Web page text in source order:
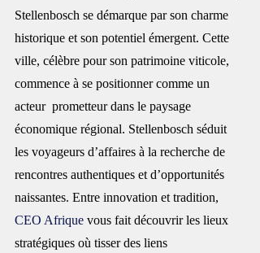
Stellenbosch se démarque par son charme
historique et son potentiel émergent. Cette
ville, célèbre pour son patrimoine viticole,
commence à se positionner comme un
acteur  prometteur dans le paysage
économique régional. Stellenbosch séduit
les voyageurs d’affaires à la recherche de
rencontres authentiques et d’opportunités
naissantes. Entre innovation et tradition,
CEO Afrique vous fait découvrir les lieux
stratégiques où tisser des liens